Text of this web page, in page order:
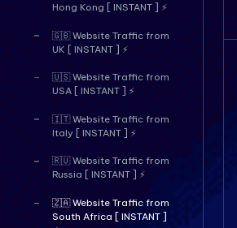
Hong Kong [ INSTANT ] ⚡
🇬🇧 Website Traffic from
UK [ INSTANT ] ⚡
🇺🇸 Website Traffic from
USA [ INSTANT ] ⚡
🇮🇹 Website Traffic from
Italy [ INSTANT ] ⚡
🇷🇺 Website Traffic from
Russia [ INSTANT ] ⚡
🇿🇦 Website Traffic from
South Africa [ INSTANT ]